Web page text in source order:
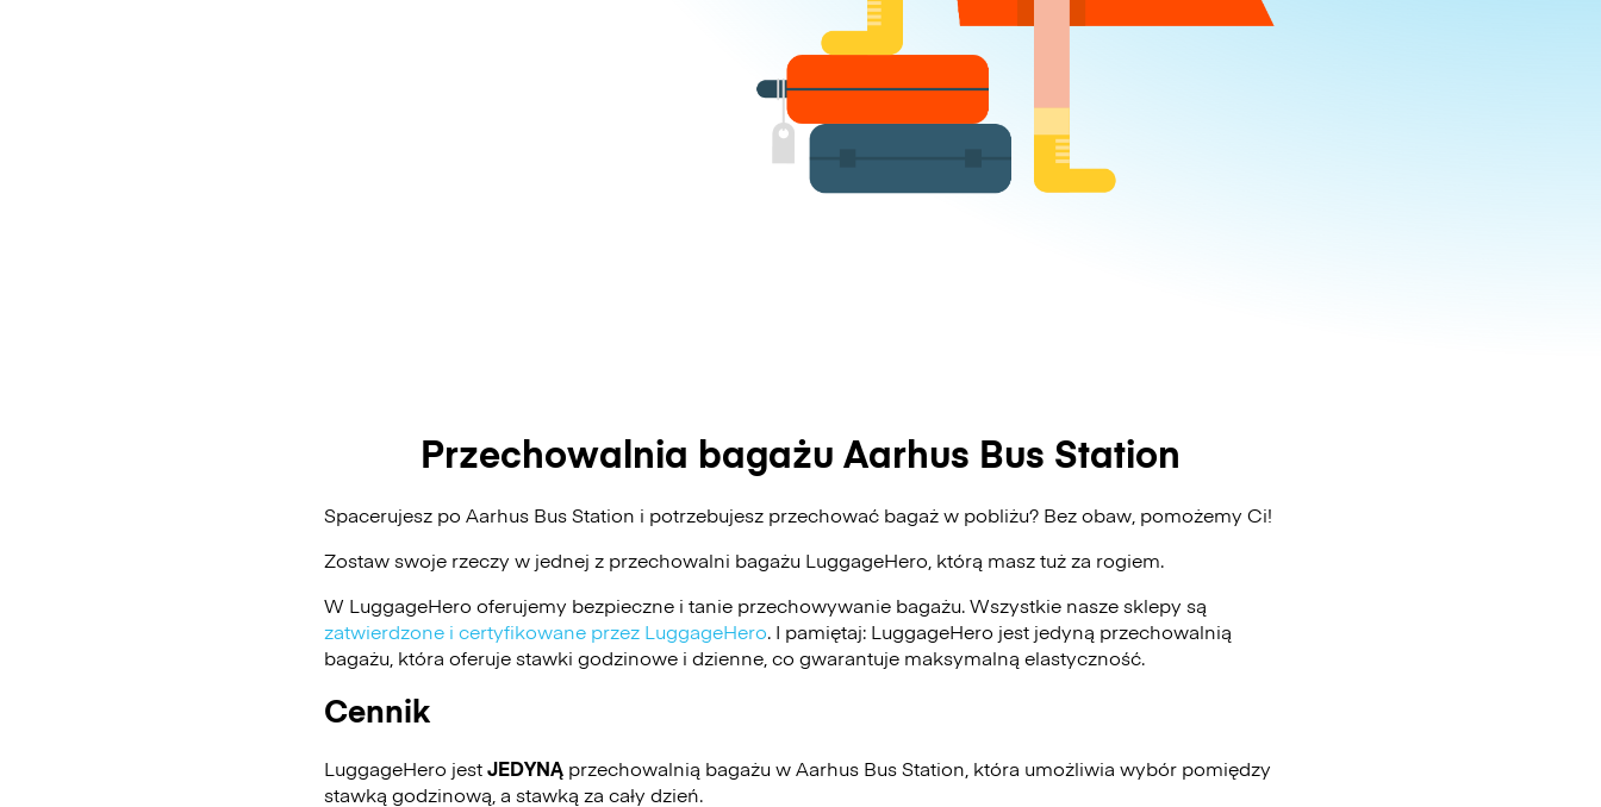
Przechowalnia bagażu Aarhus Bus Station
Spacerujesz po Aarhus Bus Station i potrzebujesz przechować bagaż w pobliżu? Bez obaw, pomożemy Ci!
Zostaw swoje rzeczy w jednej z przechowalni bagażu LuggageHero , którą masz tuż za rogiem.
W LuggageHero oferujemy bezpieczne i tanie przechowywanie bagażu. Wszystkie nasze sklepy są
zatwierdzone i certyfikowane przez LuggageHero. I pamiętaj: LuggageHero jest jedyną przechowalnią
bagażu, która oferuje stawki godzinowe i dzienne, co gwarantuje maksymalną elastyczność.
Cennik
LuggageHero jestJEDYNĄ przechowalnią bagażu w Aarhus Bus Station, która umożliwia wybór pomiędzy
stawką godzinową, a stawką za cały dzień.